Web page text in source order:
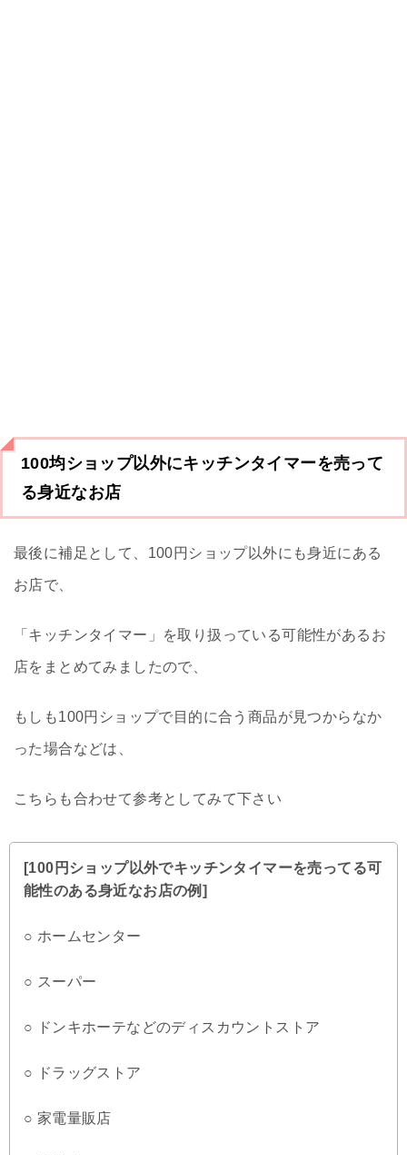
100均ショップ以外にキッチンタイマーを売って
る身近なお店
最後に補足として、100円ショップ以外にも身近にある
お店で、
「キッチンタイマー」を取り扱っている可能性があるお
店をまとめてみましたので、
もしも100円ショップで目的に合う商品が見つからなか
った場合などは、
こちらも合わせて参考としてみて下さい
[100円ショップ以外でキッチンタイマーを売ってる可
能性のある身近なお店の例]
○ ホームセンター
○ スーパー
○ ドンキホーテなどのディスカウントストア
○ ドラッグストア
○ 家電量販店